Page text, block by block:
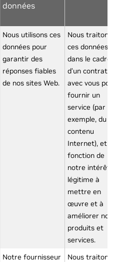
données
Nous utilisons ces
données pour
garantir des
réponses fiables
de nos sites Web.
Nous traitons
ces données
dans le cadre
d’un contrat
avec vous
fournir un
service (par
exemple, du
contenu
Internet), et
fonction de
notre intérêt
légitime à
mettre en
œuvre et à
améliorer nos
produits et
services.
Notre fournisseur
Nous traitons